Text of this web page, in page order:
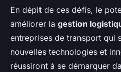
En dépit de ces défis, le
améliorer la gestion
entreprises de transport qui
nouvelles technologies et
réussiront à se démarquer